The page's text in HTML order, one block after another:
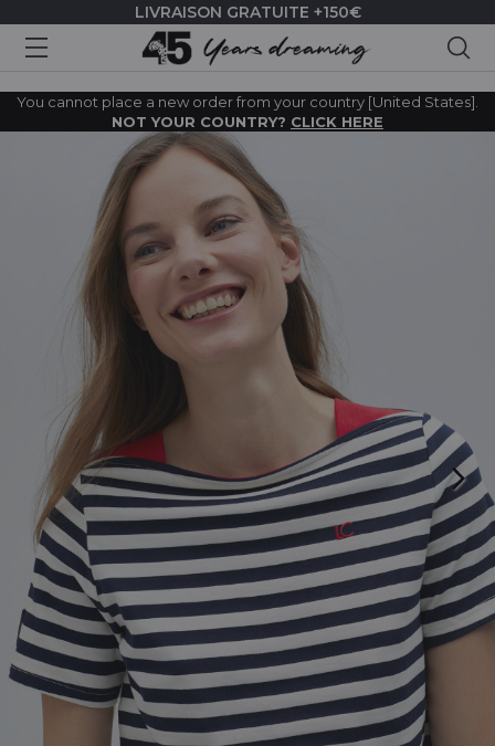
LIVRAISON GRATUITE +150€
You cannot place a new order from your country [United States].
NOT YOUR COUNTRY? CLICK HERE